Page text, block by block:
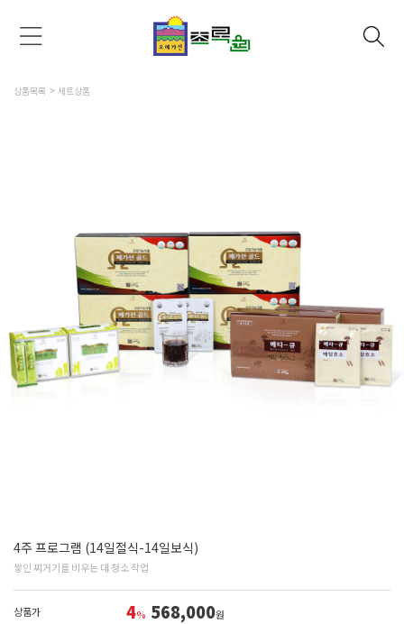
상품목록 세트상품
4주 프로그램 (14일절식-14일보식)
쌓인 찌거기를 비우는 대 청소 작업
상품가 4% 568,000원